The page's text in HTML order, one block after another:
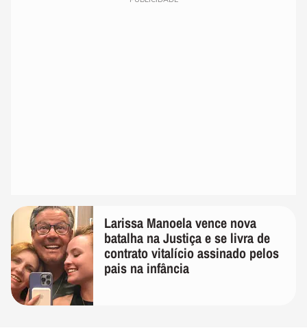
Larissa Manoela vence nova
batalha na Justiça e se livra de
contrato vitalício assinado pelos
pais na infância